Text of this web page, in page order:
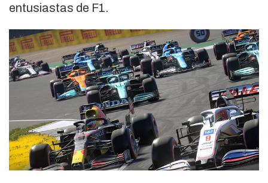
entusiastas de F1.